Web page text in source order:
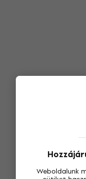
Weboldalunk